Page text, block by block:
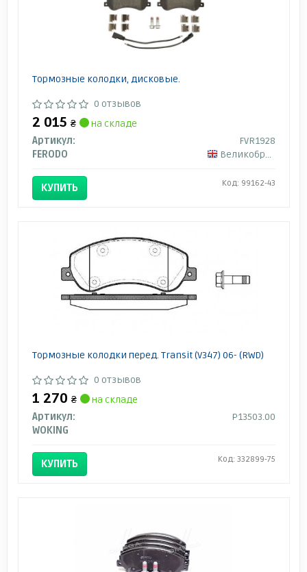
Тормозные колодки, дисковые.
0 отзывов
2 015 ₴
на складе
Артикул:
FVR1928
FERODO
Великобритания
КУПИТЬ Код: 99162-43
Тормозные колодки перед. Transit (V347) 06- (RWD)
0 отзывов
1 270 ₴
на складе
Артикул:
P13503.00
WOKING
КУПИТЬ Код: 332899-75